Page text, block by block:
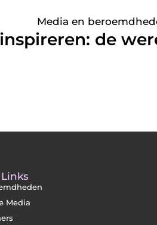
Media en
de
Media